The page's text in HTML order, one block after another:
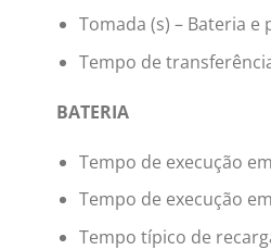
Tomada (s) – Bateria
Tempo de
BATERIA
Tempo de execução
Tempo de execução
Tempo típico de